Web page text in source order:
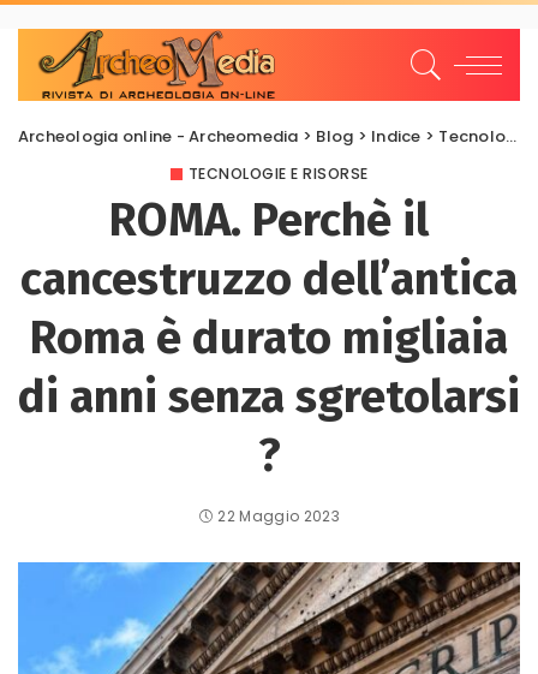
Archeologia online - Archeomedia > Blog > Indice > Tecnologie e risorse
TECNOLOGIE E RISORSE
ROMA. Perchè il
cancestruzzo dell’antica
Roma è durato migliaia
di anni senza sgretolarsi
?
22 Maggio 2023